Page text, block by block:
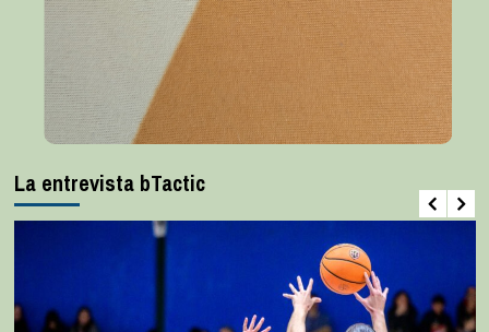
La entrevista bTactic